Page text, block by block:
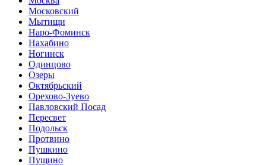
Московский
Мытищи
Наро-Фоминск
Нахабино
Ногинск
Одинцово
Озеры
Октябрьский
Орехово-Зуево
Павловский Посад
Пересвет
Подольск
Протвино
Пушкино
Пущино